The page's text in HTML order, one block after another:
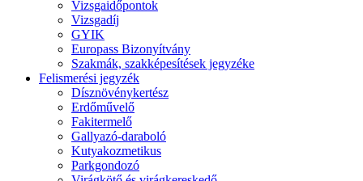
Vizsgaidőpontok
Vizsgadíj
GYIK
Europass Bizonyítvány
Szakmák, szakképesítések jegyzéke
Felismerési jegyzék
Dísznövénykertész
Erdőművelő
Fakitermelő
Gallyazó-daraboló
Kutyakozmetikus
Parkgondozó